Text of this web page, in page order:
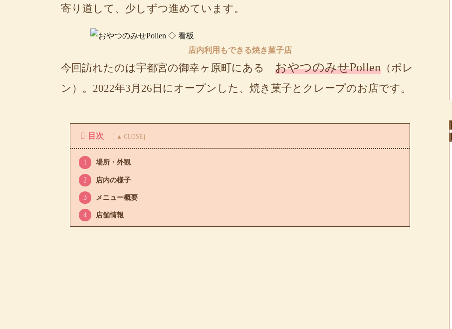
寄り道して、少しずつ進めています。
店内利用もできる焼き菓子店
今回訪れたのは宇都宮の御幸ヶ原町にある おやつのみせPollen （ポレ
ン）。2022年3月26日にオープンした、焼き菓子とクレープのお店です。
目次
1 場所・外観
2 店内の様子
3 メニュー概要
4 店舗情報